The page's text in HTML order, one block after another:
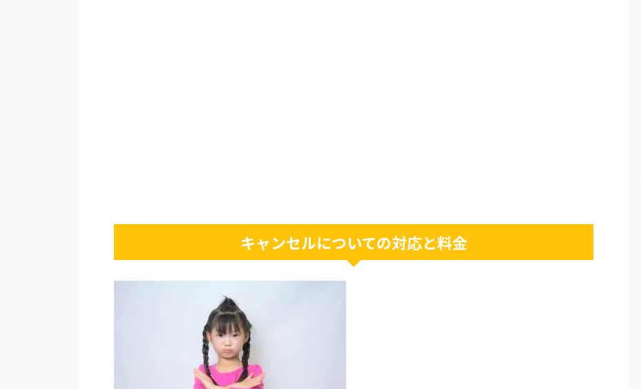
キャンセルについての対応と料金